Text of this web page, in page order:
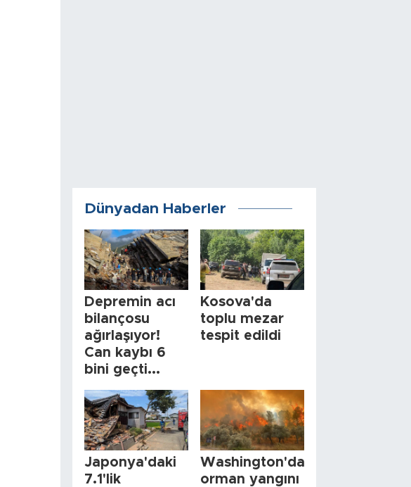
Dünyadan Haberler
Depremin acı
bilançosu
ağırlaşıyor!
Can kaybı 6
bini geçti...
Kosova'da
toplu mezar
tespit edildi
Japonya'daki
7.1'lik
Washington'da
orman yangını